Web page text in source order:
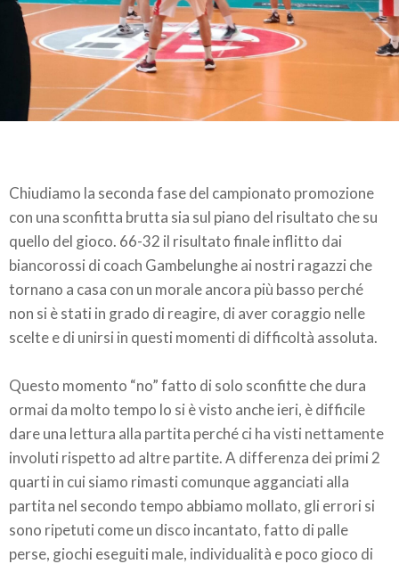
Chiudiamo la seconda fase del campionato promozione
con una sconfitta brutta sia sul piano del risultato che su
quello del gioco. 66-32 il risultato finale inflitto dai
biancorossi di coach Gambelunghe ai nostri ragazzi che
tornano a casa con un morale ancora più basso perché
non si è stati in grado di reagire, di aver coraggio nelle
scelte e di unirsi in questi momenti di difficoltà assoluta.
Questo momento “no” fatto di solo sconfitte che dura
ormai da molto tempo lo si è visto anche ieri, è difficile
dare una lettura alla partita perché ci ha visti nettamente
involuti rispetto ad altre partite. A differenza dei primi 2
quarti in cui siamo rimasti comunque agganciati alla
partita nel secondo tempo abbiamo mollato, gli errori si
sono ripetuti come un disco incantato, fatto di palle
perse, giochi eseguiti male, individualità e poco gioco di